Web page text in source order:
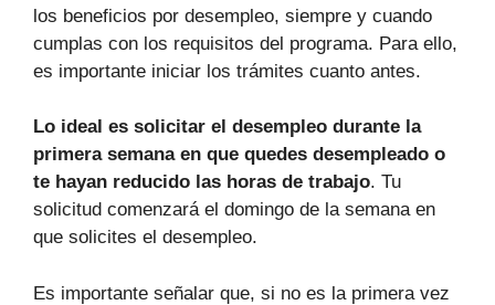
los beneficios por desempleo, siempre y cuando
cumplas con los requisitos del programa. Para ello,
es importante iniciar los trámites cuanto antes.
Lo ideal es solicitar el desempleo durante la
primera semana en que quedes desempleado o
te hayan reducido las horas de trabajo. Tu
solicitud comenzará el domingo de la semana en
que solicites el desempleo.
Es importante señalar que, si no es la primera vez